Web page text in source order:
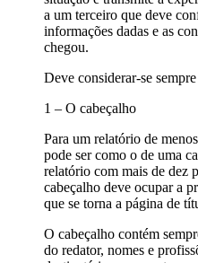
a um terceiro que deve
informações dadas e as
chegou.
Deve considerar-se
1 – O cabeçalho
Para um relatório de
pode ser como o de uma
relatório com mais de dez
cabeçalho deve ocupar a
que se torna a página de
O cabeçalho contém
do redator, nomes e